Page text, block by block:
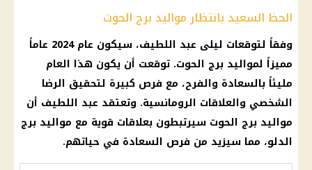
الحظ السعيد بانتظار مواليد برج الحوت
وفقاً لتوقعات ليلى عبد اللطيف
، سيكون عام 2024 عاماً
مميزاً لمواليد برج الحوت. توقعت أن يكون هذا العام
مليئاً بالسعادة والفرح، مع فرص كبيرة لتحقيق الرضا
الشخصي والعلاقات الرومانسية. وتعتقد عبد اللطيف أن
مواليد برج الحوت سيرتبطون بعلاقات قوية مع مواليد برج
الدلو، مما سيزيد من فرص السعادة في حياتهم.